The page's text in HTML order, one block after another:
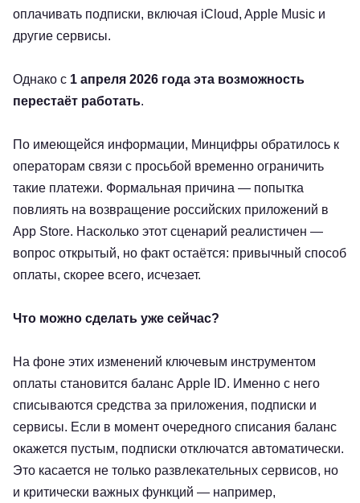
оплачивать подписки, включая iCloud, Apple Music и
другие сервисы.
Однако с 1 апреля 2026 года эта возможность
перестаёт работать.
По имеющейся информации, Минцифры обратилось к
операторам связи с просьбой временно ограничить
такие платежи. Формальная причина — попытка
повлиять на возвращение российских приложений в
App Store. Насколько этот сценарий реалистичен —
вопрос открытый, но факт остаётся: привычный способ
оплаты, скорее всего, исчезает.
Что можно сделать уже сейчас?
На фоне этих изменений ключевым инструментом
оплаты становится баланс Apple ID. Именно с него
списываются средства за приложения, подписки и
сервисы. Если в момент очередного списания баланс
окажется пустым, подписки отключатся автоматически.
Это касается не только развлекательных сервисов, но
и критически важных функций — например,